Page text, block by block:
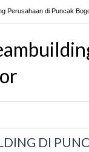
Perusahaan di Puncak
DI